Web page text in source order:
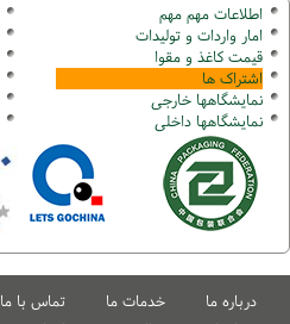
اطلاعات مهم مهم
امار واردات و تولیدات
قیمت کاغذ و مقوا
اشتراک ها
نمایشگاهها خارجی
نمایشگاهها داخلی
درباره ما خدمات ما تماس با ما